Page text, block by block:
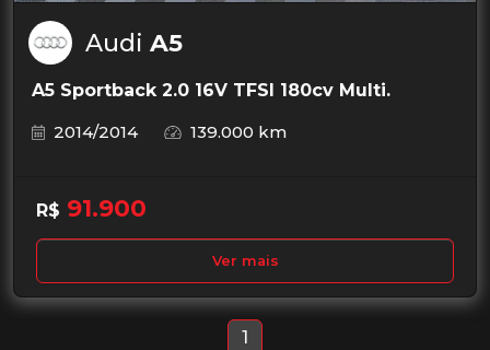
Audi A5
A5 Sportback 2.0 16V TFSI 180cv Multi.
2014/2014
139.000 km
R$ 91.900
Ver mais
1